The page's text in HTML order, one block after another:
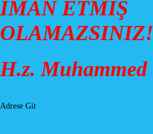
İMAN ETMİŞ
OLAMAZSINIZ!
H.z. Muhammed
Adrese Git